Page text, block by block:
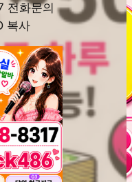
화문의
복사